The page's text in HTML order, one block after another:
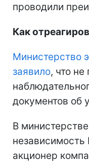
проводили
Как
Министерство
заявило, что не
документов об
В
акционер